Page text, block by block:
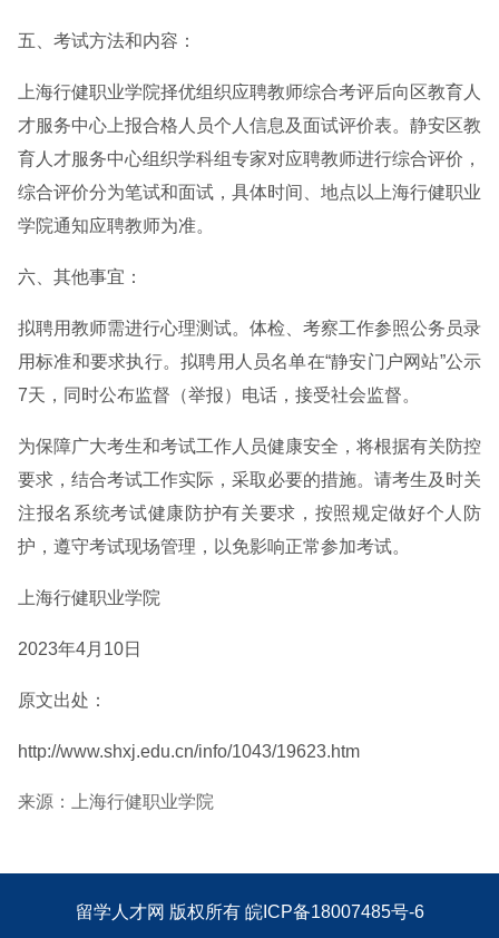
五、考试方法和内容：
上海行健职业学院择优组织应聘教师综合考评后向区教育人
才服务中心上报合格人员个人信息及面试评价表。静安区教
育人才服务中心组织学科组专家对应聘教师进行综合评价，
综合评价分为笔试和面试，具体时间、地点以上海行健职业
学院通知应聘教师为准。
六、其他事宜：
拟聘用教师需进行心理测试。体检、考察工作参照公务员录
用标准和要求执行。拟聘用人员名单在“静安门户网站”公示
7天，同时公布监督（举报）电话，接受社会监督。
为保障广大考生和考试工作人员健康安全，将根据有关防控
要求，结合考试工作实际，采取必要的措施。请考生及时关
注报名系统考试健康防护有关要求，按照规定做好个人防
护，遵守考试现场管理，以免影响正常参加考试。
上海行健职业学院
2023年4月10日
原文出处：
http://www.shxj.edu.cn/info/1043/19623.htm
来源：上海行健职业学院
留学人才网 版权所有 皖ICP备18007485号-6